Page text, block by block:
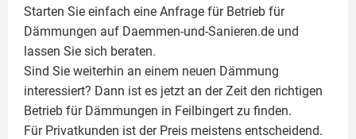
Starten Sie einfach eine Anfrage für Betrieb für
Dämmungen auf Daemmen-und-Sanieren.de und
lassen Sie sich beraten.
Sind Sie weiterhin an einem neuen Dämmung
interessiert? Dann ist es jetzt an der Zeit den richtigen
Betrieb für Dämmungen in Feilbingert zu finden.
Für Privatkunden ist der Preis meistens entscheidend.